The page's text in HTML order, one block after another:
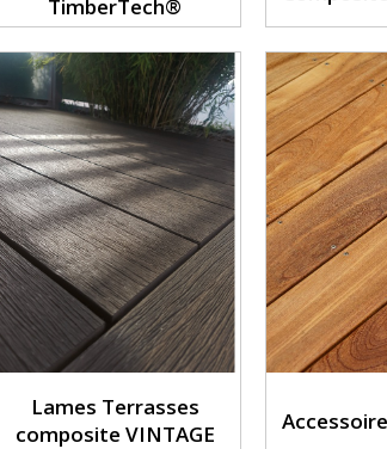
TimberTech®
Lames Terrasses
composite VINTAGE